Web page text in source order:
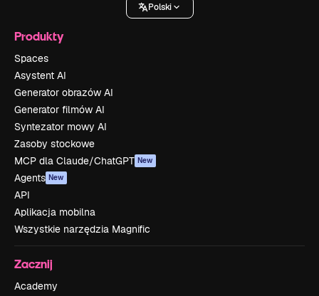
Polski
Produkty
Spaces
Asystent AI
Generator obrazów AI
Generator filmów AI
Syntezator mowy AI
Zasoby stockowe
MCP dla Claude/ChatGPT New
Agents New
API
Aplikacja mobilna
Wszystkie narzędzia Magnific
Zacznij
Academy